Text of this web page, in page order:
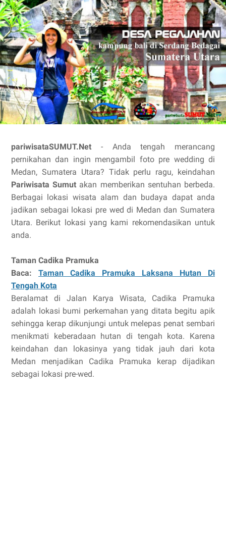
pariwisataSUMUT.Net - Anda tengah merancang
pernikahan dan ingin mengambil foto pre wedding di
Medan, Sumatera Utara? Tidak perlu ragu, keindahan
Pariwisata Sumut akan memberikan sentuhan berbeda.
Berbagai lokasi wisata alam dan budaya dapat anda
jadikan sebagai lokasi pre wed di Medan dan Sumatera
Utara. Berikut lokasi yang kami rekomendasikan untuk
anda.
Taman Cadika Pramuka
Baca: Taman Cadika Pramuka Laksana Hutan Di
Tengah Kota
Beralamat di Jalan Karya Wisata, Cadika Pramuka
adalah lokasi bumi perkemahan yang ditata begitu apik
sehingga kerap dikunjungi untuk melepas penat sembari
menikmati keberadaan hutan di tengah kota. Karena
keindahan dan lokasinya yang tidak jauh dari kota
Medan menjadikan Cadika Pramuka kerap dijadikan
sebagai lokasi pre-wed.